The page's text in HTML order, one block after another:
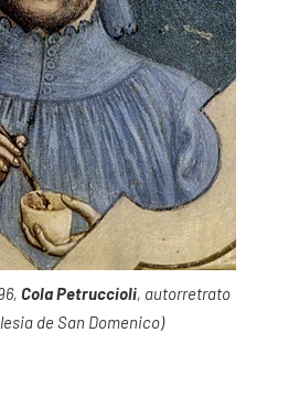
Cola Petruccioli, autorretrato
de San Domenico)